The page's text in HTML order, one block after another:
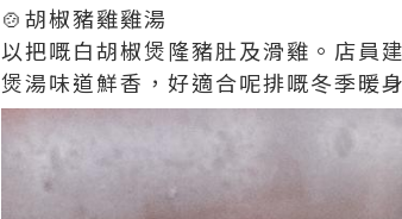
🍲胡椒豬雞雞湯
以把嘅白胡椒煲隆豬肚及滑雞。店員
煲湯味道鮮香，好適合呢排嘅冬季暖身